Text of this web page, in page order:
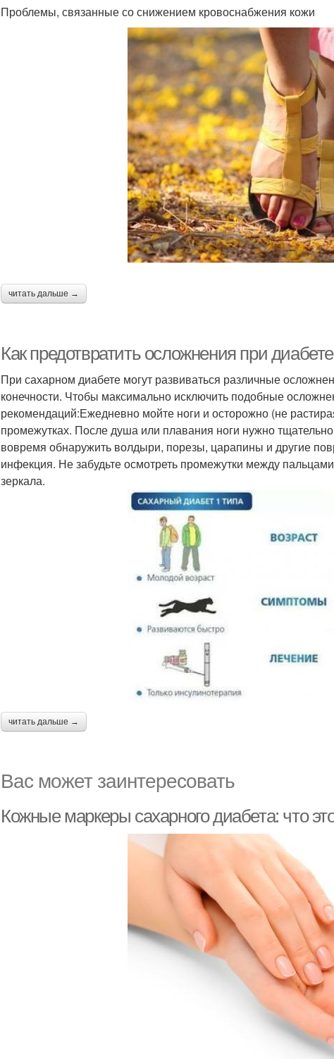
Проблемы, связанные со снижением кровоснабжения кожи
читать дальше →
Как предотвратить осложнения при
При сахарном диабете могут развиваться различные
конечности. Чтобы максимально исключить подобные
рекомендаций:Ежедневно мойте ноги и осторожно (не
промежутках. После душа или плавания ноги нужно
вовремя обнаружить волдыри, порезы, царапины и другие
инфекция. Не забудьте осмотреть промежутки между
зеркала.
читать дальше →
Вас может заинтересовать
Кожные маркеры сахарного диабета: что